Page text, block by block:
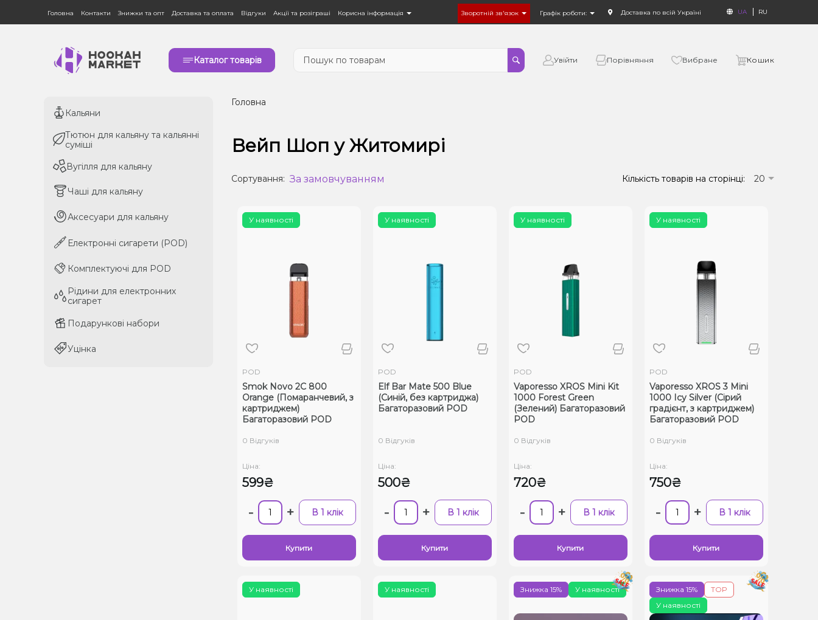
Головна Контакти Знижки та опт Доставка та оплата Відгуки Акції та розіграші Корисна інформація Зворотній зв'язок Графік роботи: Доставка по всій Україні UA RU
Каталог товарів Увійти Порівняння Вибране Кошик
Кальяни
Тютюн для кальяну та кальянні
суміші
Вугілля для кальяну
Чаші для кальяну
Аксесуари для кальяну
Електронні сигарети (POD)
Комплектуючі для POD
Рідини для електронних
сигарет
Подарункові набори
Уцінка
Кальяни
Тютюн для кальяну та кальянні
суміші
Вугілля для кальяну
Чаші для кальяну
Аксесуари для кальяну
Електронні сигарети (POD)
Комплектуючі для POD
Рідини для електронних
сигарет
Подарункові набори
Уцінка
Головна
Вейп Шоп у Житомирі
Сортування: За замовчуванням Кількість товарів на сторінці: 20
У наявності
POD
Smok Novo 2C 800
Orange (Помаранчевий, з
картриджем)
Багаторазовий POD
0 Відгуків
Ціна:
599₴
- + В 1 клік
Купити
У наявності
POD
Elf Bar Mate 500 Blue
(Синій, без картриджа)
Багаторазовий POD
0 Відгуків
Ціна:
500₴
- + В 1 клік
Купити
У наявності
POD
Vaporesso XROS Mini Kit
1000 Forest Green
(Зелений) Багаторазовий
POD
0 Відгуків
Ціна:
720₴
- + В 1 клік
Купити
У наявності
POD
Vaporesso XROS 3 Mini
1000 Icy Silver (Сірий
градієнт, з картриджем)
Багаторазовий POD
0 Відгуків
Ціна:
750₴
- + В 1 клік
Купити
У наявності У наявності У наявності
Знижка 15%
У наявності
Знижка 15% TOP